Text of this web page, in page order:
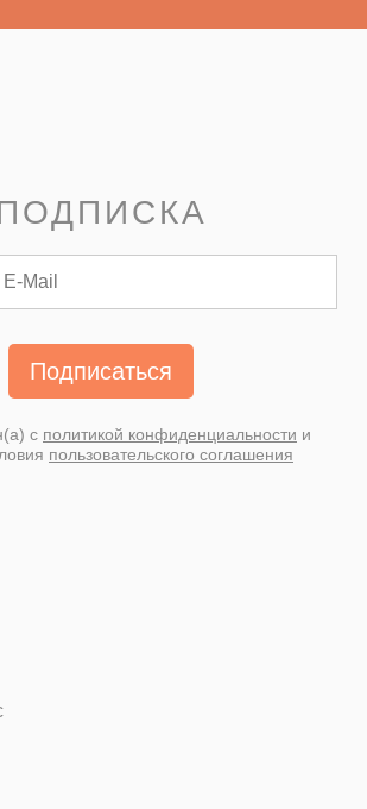
Подписаться
с политикой конфиденциальности и
пользовательского соглашения